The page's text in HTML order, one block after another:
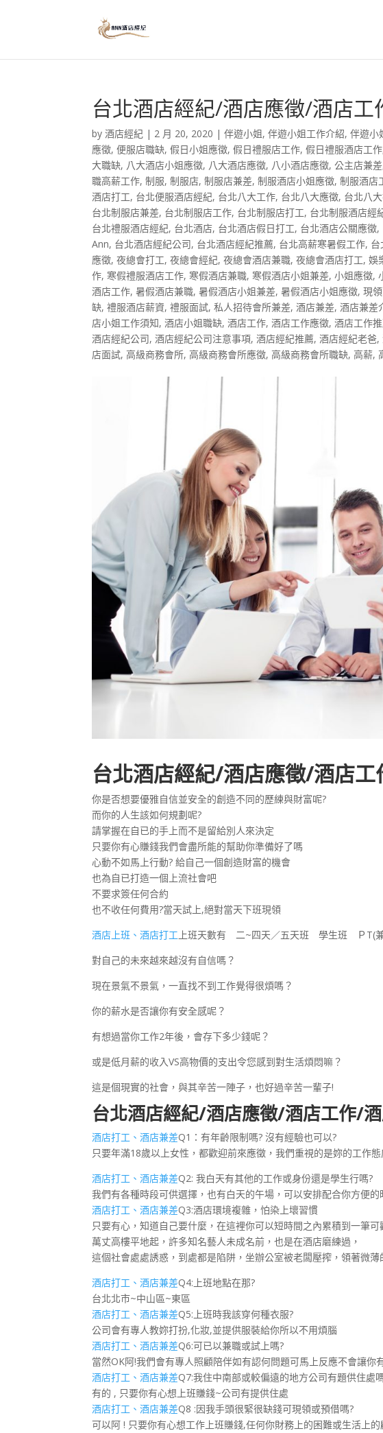
台北酒店經紀/酒店應徵/酒店工
by酒店經紀 | 2 月 20, 2020 |伴遊小姐,伴遊小姐工作介紹,伴遊小
應徵,便服店職缺,假日小姐應徵,假日禮服店工作,假日禮服酒店工作
大職缺, 八大酒店小姐應徵, 八大酒店應徵, 八小酒店應徵,公主店兼差
職高薪工作,制服,制服店,制服店兼差,制服酒店小姐應徵,制服酒店
酒店打工, 台北便服酒店經紀, 台北八大工作, 台北八大應徵, 台北八
台北制服店兼差, 台北制服店工作, 台北制服店打工, 台北制服酒店經
台北禮服酒店經紀, 台北酒店, 台北酒店假日打工, 台北酒店公關應徵,
Ann, 台北酒店經紀公司, 台北酒店經紀推薦, 台北高薪寒暑假工作, 台
應徵,夜總會打工,夜總會經紀,夜總會酒店兼職,夜總會酒店打工,娛
作, 寒假禮服酒店工作, 寒假酒店兼職, 寒假酒店小姐兼差,小姐應徵,
酒店工作,暑假酒店兼職,暑假酒店小姐兼差,暑假酒店小姐應徵,現
缺,禮服酒店薪資,禮服面試,私人招待會所兼差,酒店兼差,酒店兼差
店小姐工作須知,酒店小姐職缺,酒店工作,酒店工作應徵,酒店工作
酒店經紀公司,酒店經紀公司注意事項,酒店經紀推薦,酒店經紀老爸,
店面試,高級商務會所,高級商務會所應徵,高級商務會所職缺,高薪,
台北酒店經紀/酒店應徵/酒店
你是否想要優雅自信並安全的創造不同的歷練與財富呢?
而你的人生該如何規劃呢?
請掌握在自已的手上而不是留給別人來決定
只要你有心賺錢我們會盡所能的幫助你準備好了嗎
心動不如馬上行動? 給自己一個創造財富的機會
也為自已打造一個上流社會吧
不要求簽任何合約
也不收任何費用?當天試上,絕對當天下班現領
酒店上班、酒店打工 上班天數有 二~四天／五天班 學生班 Ｐ
對自己的未來越來越沒有自信嗎？
現在景氣不景氣，一直找不到工作覺得很煩嗎？
你的薪水是否讓你有安全感呢？
有想過當你工作2年後，會存下多少錢呢？
或是低月薪的收入VS高物價的支出令您感到對生活煩悶嘛？
這是個現實的社會，與其辛苦一陣子，也好過辛苦一輩子!
台北酒店經紀/酒店應徵/酒店工作/
酒店打工、酒店兼差Q1：有年齡限制嗎? 沒有經驗也可以?
只要年滿18歲以上女性，都歡迎前來應徵，我們重視的是妳的工作態
酒店打工、酒店兼差Q2: 我白天有其他的工作或身份還是學生行嗎?
我們有各種時段可供選擇，也有白天的午場，可以安排配合你方便的
酒店打工、酒店兼差Q3:酒店環境複雜，怕染上壞習慣
只要有心，知道自己要什麼，在這裡你可以短時間之內累積到一筆可
萬丈高樓平地起，許多知名藝人未成名前，也是在酒店磨練過，
這個社會處處誘惑，到處都是陷阱，坐辦公室被老闆壓搾，領著微
酒店打工、酒店兼差Q4:上班地點在那?
台北北市~中山區~東區
酒店打工、酒店兼差Q5:上班時我該穿何種衣服?
公司會有專人教妳打扮,化妝,並提供服裝給你所以不用煩腦
酒店打工、酒店兼差Q6:可已以兼職或試上嗎?
當然OK阿!我們會有專人照顧陪伴如有認何問題可馬上反應不會讓你
酒店打工、酒店兼差Q7:我住中南部或較偏遠的地方公司有題供住處
有的 , 只要你有心想上班賺錢~公司有提供住處
酒店打工、酒店兼差Q8 :因我手頭很緊很缺錢可現領或預借嗎?
可以阿 ! 只要你有心想工作上班賺錢,任何你財務上的困難或生活上